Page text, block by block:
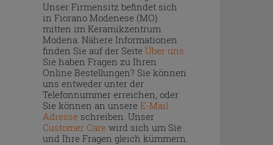
Unser Firmensitz befindet sich
in Fiorano Modenese (MO)
mitten im Keramikzentrum
Modena. Nähere Informationen
finden Sie auf der Seite Über uns
Sie haben Fragen zu Ihren
Online Bestellungen? Sie können
uns entweder unter der
Telefonnummer erreichen, oder
Sie können an unsere E-Mail
Adresseschreiben. Unser
Customer Carewird sich um Sie
und Ihre Fragen gleich kümmern.